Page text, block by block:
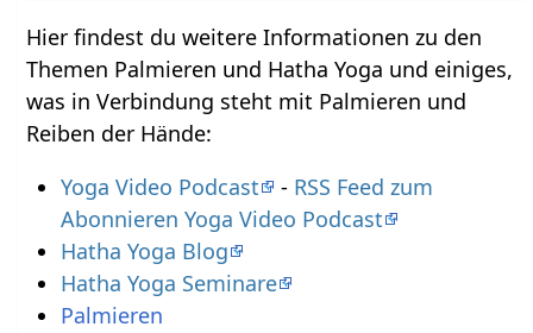
Hier findest du weitere Informationen zu den
Themen Palmieren und Hatha Yoga und einiges,
was in Verbindung steht mit Palmieren und
Reiben der Hände:
Yoga Video Podcast
- RSS Feed zum
Abonnieren Yoga Video Podcast
Hatha Yoga Blog
Hatha Yoga Seminare
Palmieren